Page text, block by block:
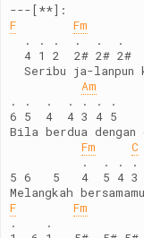
---[**]:
F
Fm
. . .  .  .  .
4 1 2  2# 2# 2#
Seribu ja-lanpun
Am
. .  .  . . . .
6 5  4  4 3 4 5
Bila berdua dengan
Fm
C
          .  . . .
5 6   5   4  5 4 3
Melangkah bersamamu
F
Fm
.    .